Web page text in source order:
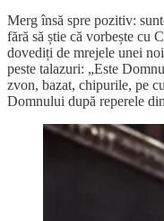
Merg însă spre pozitiv:
fără să știe că vorbește cu
dovediți de mrejele unei
peste talazuri: „Este
zvon, bazat, chipurile, pe
Domnului după reperele